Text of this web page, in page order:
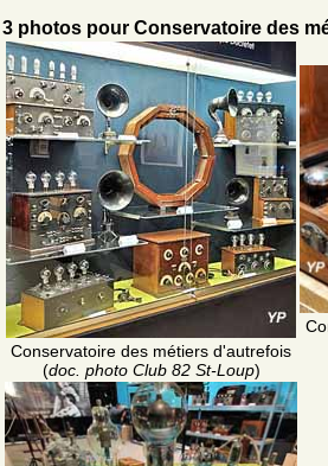
3 photos pour Conservatoire des
Conservatoire des métiers d'autrefois
(doc. photo Club 82 St-Loup)